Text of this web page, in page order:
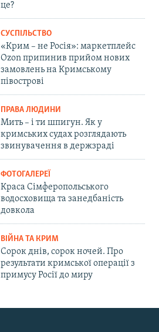
це?
СУСПІЛЬСТВО
«Крим – не Росія»: маркетплейс
Ozon припинив прийом нових
замовлень на Кримському
півострові
ПРАВА ЛЮДИНИ
Мить – і ти шпигун. Як у
кримських судах розглядають
звинувачення в держзраді
ФОТОГАЛЕРЕЇ
Краса Сімферопольського
водосховища та занедбаність
довкола
ВІЙНА ТА КРИМ
Сорок днів, сорок ночей. Про
результати кримської операції з
примусу Росії до миру